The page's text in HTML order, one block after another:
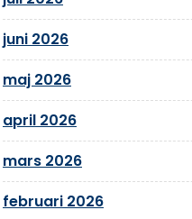
juni 2026
maj 2026
april 2026
mars 2026
februari 2026